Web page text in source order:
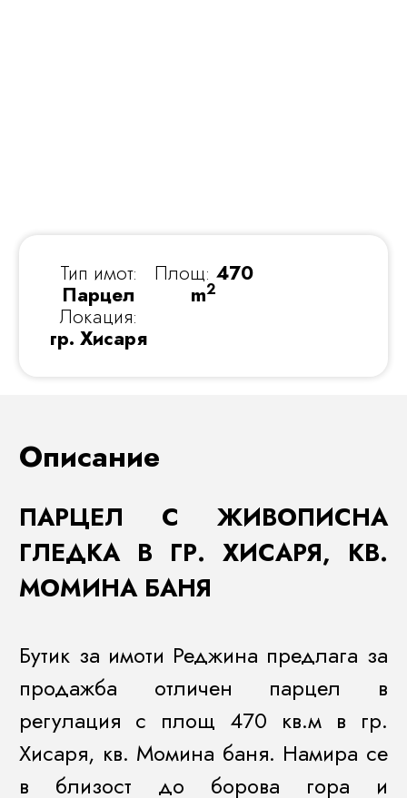
Тип имот:
Парцел
Локация:
гр. Хисаря
Площ: 470
m2
Описание
ПАРЦЕЛ С ЖИВОПИСНА
ГЛЕДКА В ГР. ХИСАРЯ, КВ.
МОМИНА БАНЯ
Бутик за имоти Реджина предлага за
продажба отличен парцел в
регулация с площ 470 кв.м в гр.
Хисаря, кв. Момина баня. Намира се
в близост до борова гора и